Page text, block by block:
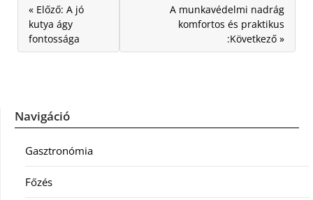
« Előző: A jó
kutya ágy
fontossága
A munkavédelmi nadrág
komfortos és praktikus
:Következő »
Navigáció
Gasztronómia
Főzés